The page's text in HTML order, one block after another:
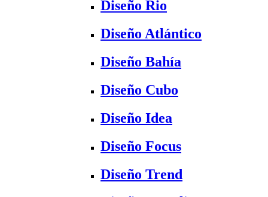
Diseño Rio
Diseño Atlántico
Diseño Bahía
Diseño Cubo
Diseño Idea
Diseño Focus
Diseño Trend